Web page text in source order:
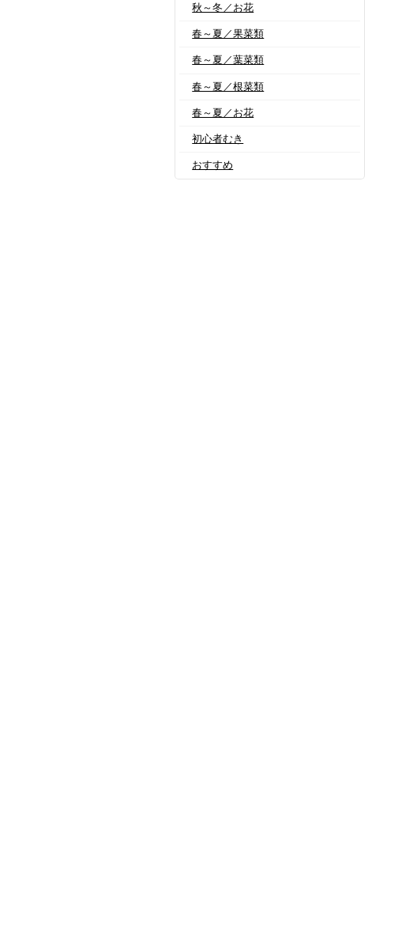
秋～冬／お花
春～夏／果菜類
春～夏／葉菜類
春～夏／根菜類
春～夏／お花
初心者むき
おすすめ